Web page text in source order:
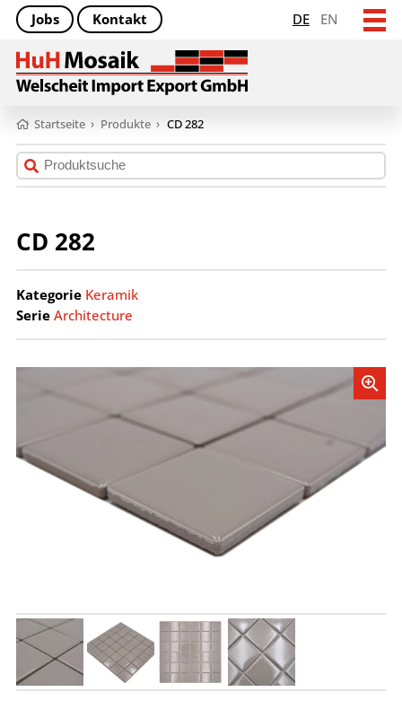
DE EN
Jobs Kontakt
Startseite › Produkte › CD 282
CD 282
Kategorie Keramik
Serie Architecture